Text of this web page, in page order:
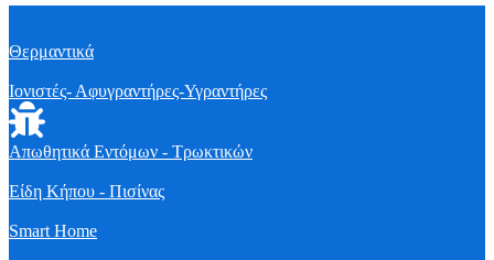
Θερμαντικά
Ιονιστές- Αφυγραντήρες-Υγραντήρες
Απωθητικά Εντόμων - Τρωκτικών
Είδη Κήπου - Πισίνας
Smart Home